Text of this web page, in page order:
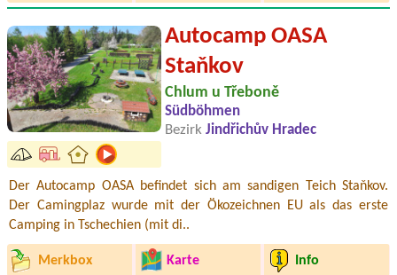
Autocamp OASA
Staňkov
Chlum u Třeboně
Südböhmen
Bezirk Jindřichův Hradec
Der Autocamp OASA befindet sich am sandigen Teich Staňkov.
Der Camingplaz wurde mit der Ökozeichnen EU als das erste
Camping in Tschechien (mit di..
Merkbox Karte Info